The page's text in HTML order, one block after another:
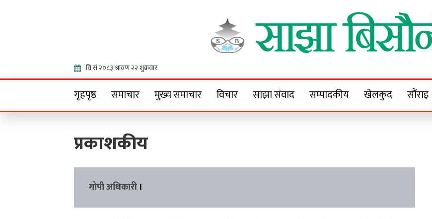
Sajha Bisaunee
गृहपृष्ठ समाचार मुख्य समाचार विचार साझा संवाद सम्पादकीय खेलकुद सौंराइ
प्रकाशकीय
गोपी अधिकारी ।